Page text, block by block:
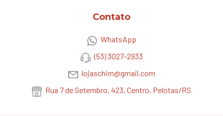
Contato
WhatsApp
(53) 3027-2933
lojaschim@gmail.com
Rua 7 de Setembro, 423, Centro, Pelotas/RS